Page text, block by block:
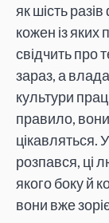
як шість
кожен із
свідчить про
зараз, а
культури
правило,
цікавляться.
розпався, ці
якого боку й
вони вже